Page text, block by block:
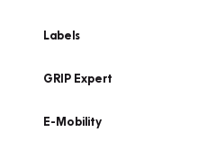
Labels
GRIP Expert
E-Mobility